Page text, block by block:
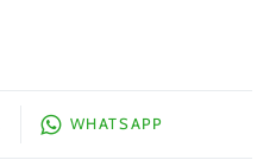
WHATSAPP